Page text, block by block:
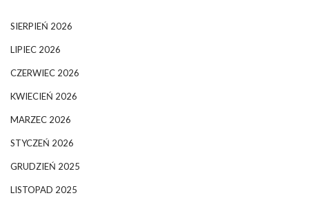
SIERPIEŃ 2026
LIPIEC 2026
CZERWIEC 2026
KWIECIEŃ 2026
MARZEC 2026
STYCZEŃ 2026
GRUDZIEŃ 2025
LISTOPAD 2025